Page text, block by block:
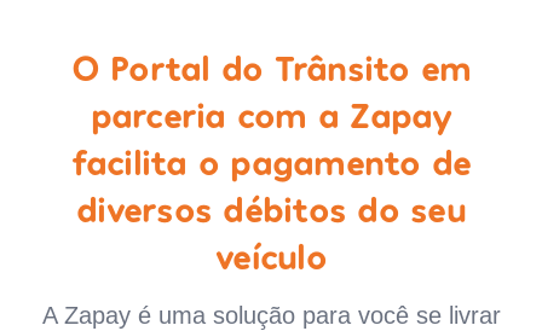
O Portal do Trânsito em
parceria com a Zapay
facilita o pagamento de
diversos débitos do seu
veículo
A Zapay é uma solução para você se livrar